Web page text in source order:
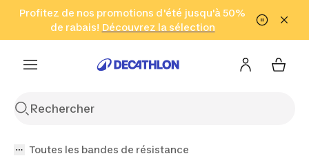
Aller à la recherche Aller au contenu Aller au pied de
Profitez de nos promotions d'été jusqu'à 50%
de rabais! Découvrez la sélection
Cliquez ici
en seulement 2 h!
(Zones sélectionnées)
Toutes les bandes de résistance